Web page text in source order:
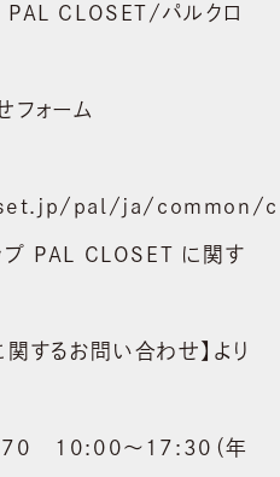
PAL CLOSET/パルクロ
フォーム
pal/ja/common/
PAL CLOSET に関す
るお問い合わせ】より
10:00〜17:30（年